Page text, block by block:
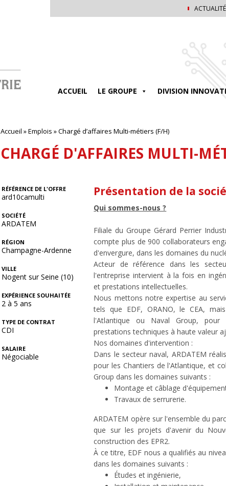
ACCUEIL LE GROUPE DIVISION
Accueil »Emplois »Chargé d’affaires Multi-métiers (F/H)
CHARGÉ D'AFFAIRES MULTI-
RÉFÉRENCE DE L'OFFRE
ard10camulti
SOCIÉTÉ
ARDATEM
RÉGION
Champagne-Ardenne
VILLE
Nogent sur Seine (10)
EXPÉRIENCE SOUHAITÉE
2 à 5 ans
TYPE DE CONTRAT
CDI
SALAIRE
Négociable
Présentation de la
Qui sommes-nous ?
Filiale du Groupe Gérard Perrier
compte plus de 900 collaborateurs
d'envergure, dans les domaines du
Acteur de référence dans les
l'entreprise intervient à la fois en
et prestations intellectuelles.
Nous mettons notre expertise au
tels que EDF, ORANO, le CEA,
l'Atlantique ou Naval Group, pour
prestations techniques à haute valeur
Nos domaines d'intervention :
Dans le secteur naval, ARDATEM
pour les Chantiers de l'Atlantique, et
Group dans les domaines suivants :
Montage et câblage
Travaux de serrurerie.
ARDATEM opère sur l'ensemble du
que sur les projets d'avenir du
construction des EPR2.
À ce titre, EDF nous a qualifiés au
dans les domaines suivants :
Études et ingénierie,